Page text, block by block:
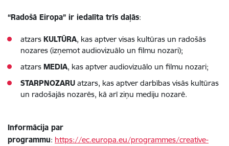
“Radošā Eiropa” ir iedalīta trīs daļās:
atzars KULTŪRA, kas aptver visas kultūras un radošās
nozares (izņemot audiovizuālo un filmu nozari);
atzars MEDIA, kas aptver audiovizuālo un filmu nozari;
STARPNOZARU atzars, kas aptver darbības visās kultūras
un radošajās nozarēs, kā arī ziņu mediju nozarē.
Informācija par
programmu: https://ec.europa.eu/programmes/creative-